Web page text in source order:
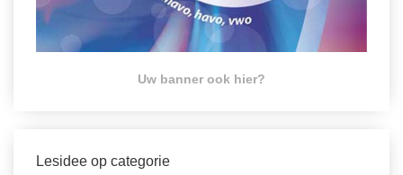
Huiswerkbegeleider worden
Uw banner ook hier?
Lesidee op categorie